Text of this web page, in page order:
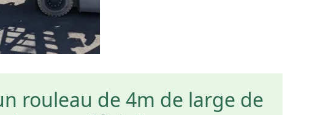
rouleau de 4m de large de